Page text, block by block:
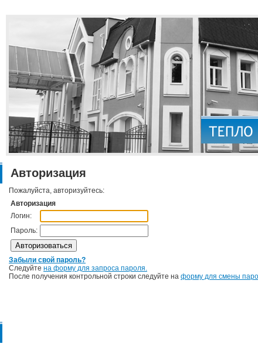
Авторизация
Пожалуйста, авторизуйтесь:
Авторизация
Логин:
Пароль:
Забыли свой пароль?
Следуйте на форму для запроса пароля.
После получения контрольной строки следуйте на форму для смены